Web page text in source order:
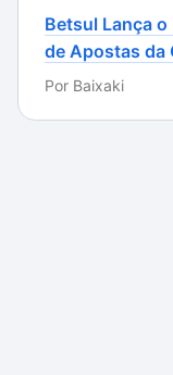
Betsul Lança
de Apostas da
Por Baixaki